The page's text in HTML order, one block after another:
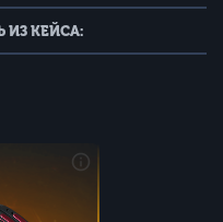
КЕЙСА: